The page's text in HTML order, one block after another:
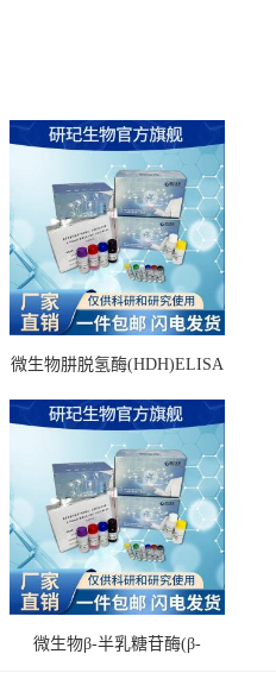
微生物肼脱氢酶(HDH)ELISA
微生物β-半乳糖苷酶(β-